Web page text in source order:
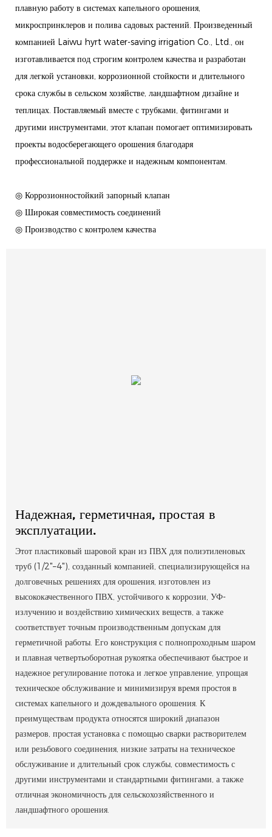
плавную работу в системах капельного орошения,
микроспринклеров и полива садовых растений. Произведенный
компанией Laiwu hyrt water-saving irrigation Co., Ltd., он
изготавливается под строгим контролем качества и разработан
для легкой установки, коррозионной стойкости и длительного
срока службы в сельском хозяйстве, ландшафтном дизайне и
теплицах. Поставляемый вместе с трубками, фитингами и
другими инструментами, этот клапан помогает оптимизировать
проекты водосберегающего орошения благодаря
профессиональной поддержке и надежным компонентам.
◎ Коррозионностойкий запорный клапан
◎ Широкая совместимость соединений
◎ Производство с контролем качества
Надежная, герметичная, простая в
эксплуатации.
Этот пластиковый шаровой кран из ПВХ для полиэтиленовых
труб (1/2"–4"), созданный компанией, специализирующейся на
долговечных решениях для орошения, изготовлен из
высококачественного ПВХ, устойчивого к коррозии, УФ-
излучению и воздействию химических веществ, а также
соответствует точным производственным допускам для
герметичной работы. Его конструкция с полнопроходным шаром
и плавная четвертьоборотная рукоятка обеспечивают быстрое и
надежное регулирование потока и легкое управление, упрощая
техническое обслуживание и минимизируя время простоя в
системах капельного и дождевального орошения. К
преимуществам продукта относятся широкий диапазон
размеров, простая установка с помощью сварки растворителем
или резьбового соединения, низкие затраты на техническое
обслуживание и длительный срок службы, совместимость с
другими инструментами и стандартными фитингами, а также
отличная экономичность для сельскохозяйственного и
ландшафтного орошения.